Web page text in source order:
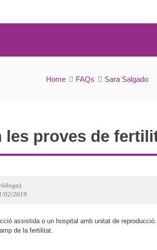
FAQs
Home FAQs Sara Salgado
les proves de
02/2019
assistida o un hospital amb unitat de
de la fertilitat.